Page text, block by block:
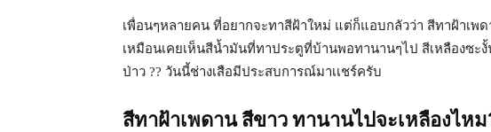
เพื่อนๆหลายคน ที่อยากจะทาสีฝ้าใหม่ แต่ก็แอบกลัวว่า สีทาฝ้าเพ
เหมือนเคยเห็นสีน้ำมันที่ทาประตูที่บ้านพอทานานๆไป สีเหลืองซะงั้
ป่าว ?? วันนี้ช่างเสือมีประสบการณ์มาเเชร์ครับ
สีทาฝ้าเพดาน สีขาว ทานานไปจะเหลืองไหม